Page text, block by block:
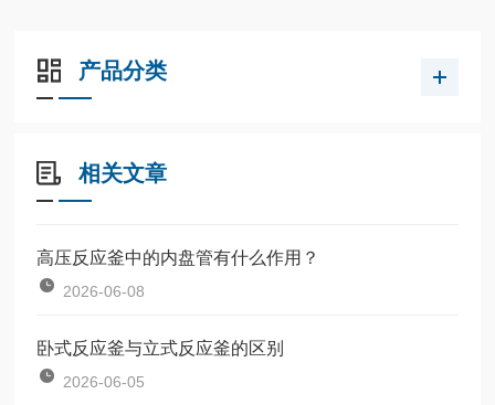
产品分类
相关文章
高压反应釜中的内盘管有什么作用？
2026-06-08
卧式反应釜与立式反应釜的区别
2026-06-05